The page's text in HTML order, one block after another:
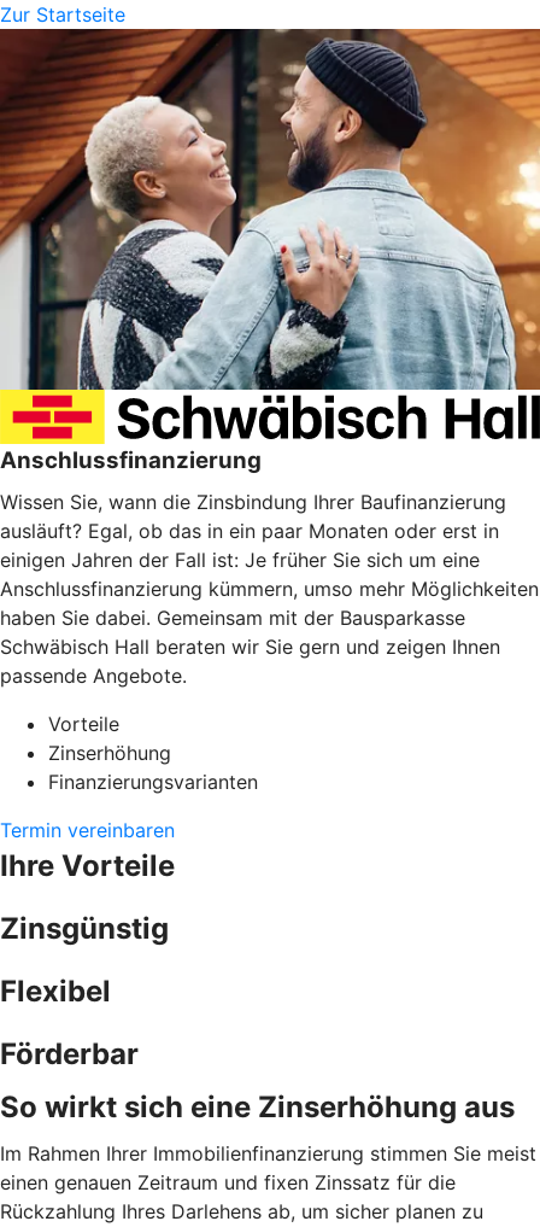
Zur Startseite
Anschlussfinanzierung
Wissen Sie, wann die Zinsbindung Ihrer Baufinanzierung
ausläuft? Egal, ob das in ein paar Monaten oder erst in
einigen Jahren der Fall ist: Je früher Sie sich um eine
Anschlussfinanzierung kümmern, umso mehr Möglichkeiten
haben Sie dabei. Gemeinsam mit der Bausparkasse
Schwäbisch Hall beraten wir Sie gern und zeigen Ihnen
passende Angebote.
Vorteile
Zinserhöhung
Finanzierungsvarianten
Termin vereinbaren
Ihre Vorteile
Zinsgünstig
Flexibel
Förderbar
So wirkt sich eine Zinserhöhung aus
Im Rahmen Ihrer Immobilienfinanzierung stimmen Sie meist
einen genauen Zeitraum und fixen Zinssatz für die
Rückzahlung Ihres Darlehens ab, um sicher planen zu